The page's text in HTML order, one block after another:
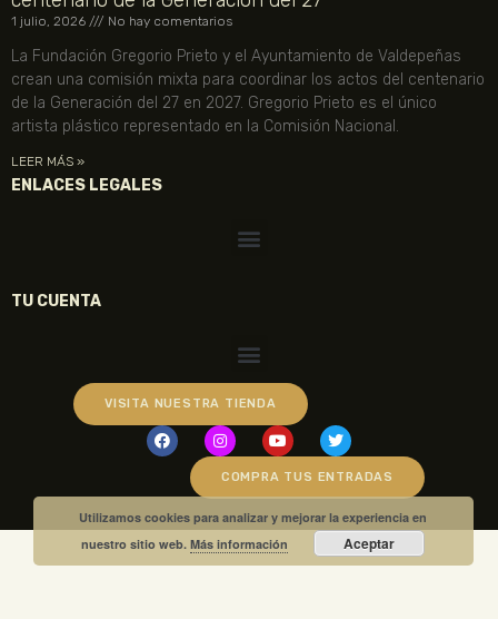
1 julio, 2026 No hay comentarios
La Fundación Gregorio Prieto y el Ayuntamiento de Valdepeñas
crean una comisión mixta para coordinar los actos del centenario
de la Generación del 27 en 2027. Gregorio Prieto es el único
artista plástico representado en la Comisión Nacional.
LEER MÁS »
ENLACES LEGALES
TU CUENTA
VISITA NUESTRA TIENDA
COMPRA TUS ENTRADAS
Utilizamos cookies para analizar y mejorar la experiencia en
nuestro sitio web.Más información Aceptar